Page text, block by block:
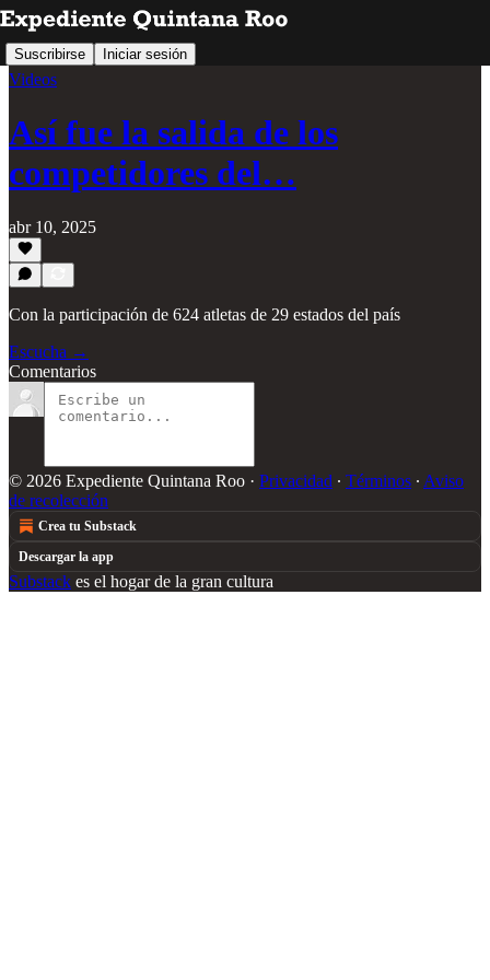
Suscribirse Iniciar sesión
Videos
Así fue la salida de los
competidores del…
abr 10, 2025
Con la participación de 624 atletas de 29 estados del país
Escucha →
Comentarios
© 2026 Expediente Quintana Roo · Privacidad ∙ Términos ∙ Aviso
de recolección
Crea tu Substack
Descargar la app
Substack es el hogar de la gran cultura